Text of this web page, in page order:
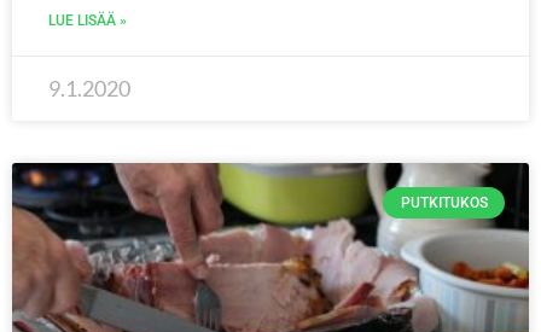
LUE LISÄÄ »
9.1.2020
PUTKITUKOS